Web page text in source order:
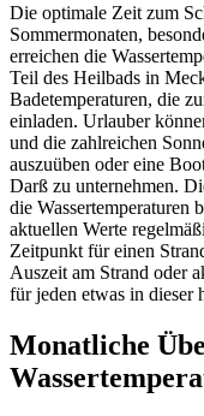
Die optimale Zeit zum
Sommermonaten,
erreichen die
Teil des Heilbads in
Badetemperaturen, die
einladen. Urlauber
und die zahlreichen
auszuüben oder eine
Darß zu unternehmen.
die Wassertemperaturen
aktuellen Werte
Zeitpunkt für einen
Auszeit am Strand oder
für jeden etwas in dieser
Monatliche